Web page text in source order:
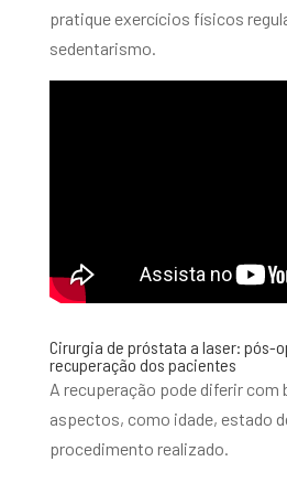
pratique exercícios físicos
sedentarismo.
Cirurgia de próstata a laser: pós-
recuperação dos pacientes
A recuperação pode diferir com
aspectos, como idade, estado
procedimento realizado.